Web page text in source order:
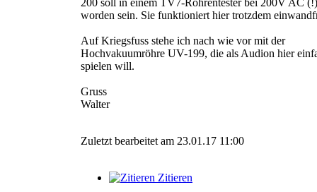
200 soll in einem TV7-Röhrentester bei 200V AC
worden sein. Sie funktioniert hier trotzdem
Auf Kriegsfuss stehe ich nach wie vor mit der
Hochvakuumröhre UV-199, die als Audion hier
spielen will.
Gruss
Walter
Zuletzt bearbeitet am 23.01.17 11:00
Zitieren